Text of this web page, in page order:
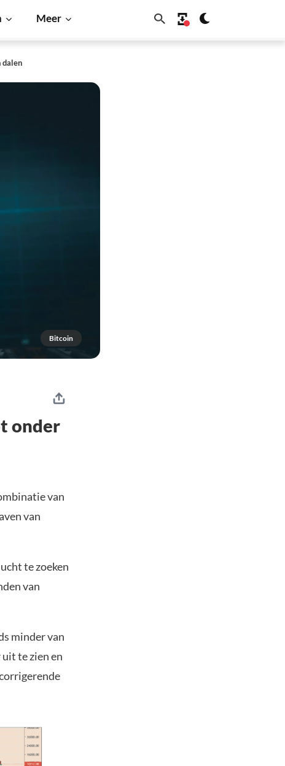
Meer
dalen
Bitcoin
onder
van
van
te zoeken
van
minder van
te zien en